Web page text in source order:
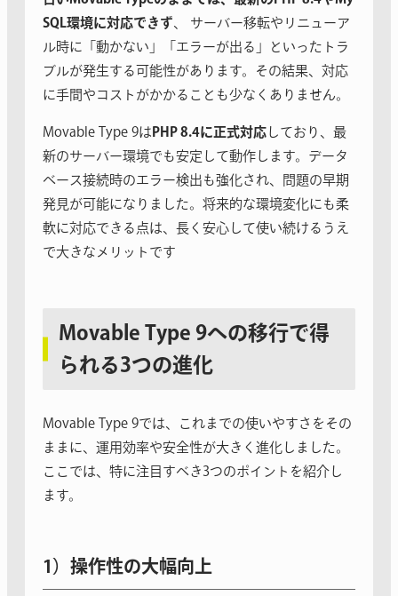
SQL環境に対応できず、 サーバー移転やリニューア
ル時に「動かない」「エラーが出る」といったトラ
ブルが発生する可能性があります。その結果、対応
に手間やコストがかかることも少なくありません。
Movable Type 9は PHP 8.4に正式対応 しており、最
新のサーバー環境でも安定して動作します。データ
ベース接続時のエラー検出も強化され、問題の早期
発見が可能になりました。将来的な環境変化にも柔
軟に対応できる点は、長く安心して使い続けるうえ
で大きなメリットです
Movable Type 9への移行で得
られる3つの進化
Movable Type 9では、これまでの使いやすさをその
ままに、運用効率や安全性が大きく進化しました。
ここでは、特に注目すべき3つのポイントを紹介し
ます。
1） 操作性の大幅向上